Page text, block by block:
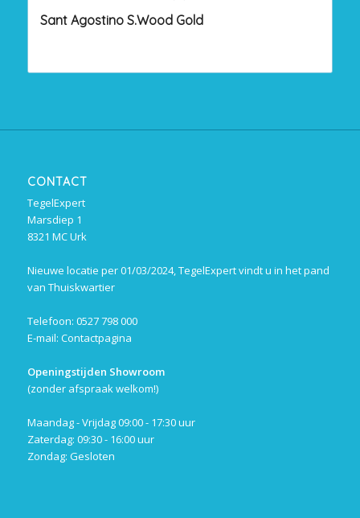
Sant Agostino S.Wood Gold
CONTACT
TegelExpert
Marsdiep 1
8321 MC Urk
Nieuwe locatie per 01/03/2024, TegelExpert vindt u in het pand
van Thuiskwartier
Telefoon: 0527 798 000
E-mail: Contactpagina
Openingstijden Showroom
(zonder afspraak welkom!)
Maandag - Vrijdag 09:00 - 17:30 uur
Zaterdag: 09:30 - 16:00 uur
Zondag: Gesloten